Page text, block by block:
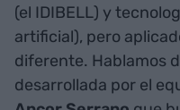
(el IDIBELL) y
artificial), pero
diferente. Hablamos
desarrollada por el